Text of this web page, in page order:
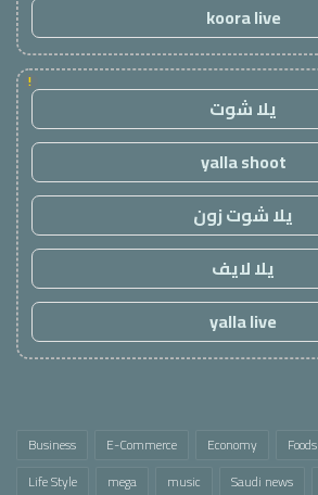
koora live
!
يلا شوت
yalla shoot
يلا شوت زون
يلا لايف
yalla live
Business E-Commerce Economy Foods
Life Style
mega music Saudi news